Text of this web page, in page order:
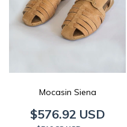
Mocasin Siena
$576.92 USD